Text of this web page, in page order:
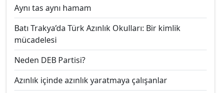
Aynı tas aynı hamam
Batı Trakya’da Türk Azınlık Okulları: Bir kimlik
mücadelesi
Neden DEB Partisi?
Azınlık içinde azınlık yaratmaya çalışanlar